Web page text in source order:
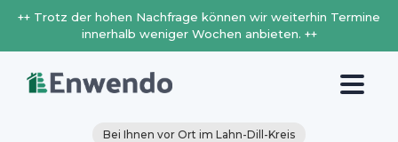
++ Trotz der hohen Nachfrage können wir weiterhin Termine
innerhalb weniger Wochen anbieten. ++
Bei Ihnen vor Ort im Lahn-Dill-Kreis